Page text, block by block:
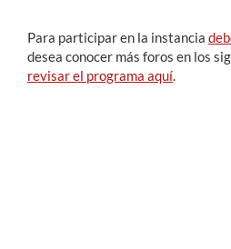
Para participar en la instancia
desea conocer más foros en los
revisar el programa aquí.